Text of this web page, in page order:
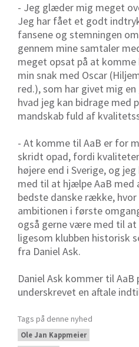
- Jeg glæder mig meget
Jeg har fået et godt
fansene og stemningen
gennem mine samtaler
meget opsat på at
min snak med Oscar
red.), som har givet mig
hvad jeg kan bidrage med
mandskab fuld af
- At komme til AaB er for
skridt opad, fordi
højere end i Sverige, og
med til at hjælpe AaB med
bedste danske række,
ambitionen i første
også gerne være med til
ligesom klubben historisk
fra Daniel Ask.
Daniel Ask kommer til
underskrevet en aftale
Tags på denne nyhed
Ole Jan Kappmeier